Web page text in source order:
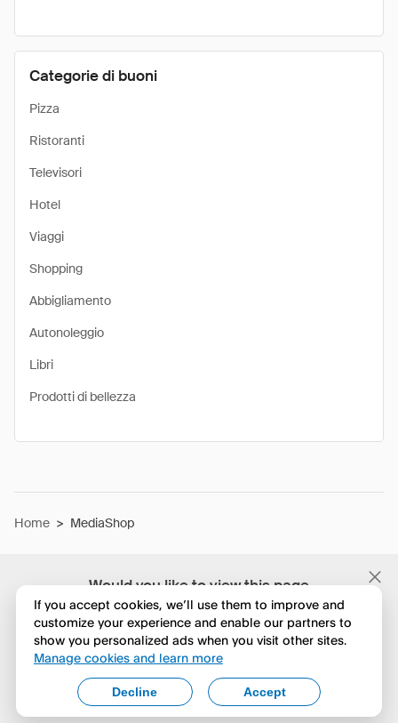
Would you like to view this page
in English?
No, continua a esplorare
Yes, change to English
Categorie di buoni
Pizza
Ristoranti
Televisori
Hotel
Viaggi
Shopping
Abbigliamento
Autonoleggio
Libri
Prodotti di bellezza
Home > MediaShop
If you accept cookies, we’ll use them to improve and
customize your experience and enable our partners to
show you personalized ads when you visit other sites.
Manage cookies and learn more
Accept
Decline